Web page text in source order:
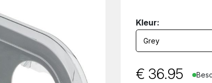
Kleur:
€ 36.95